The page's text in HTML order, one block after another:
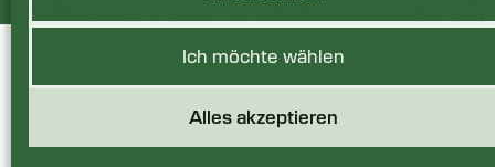
Ich möchte wählen
Alles akzeptieren